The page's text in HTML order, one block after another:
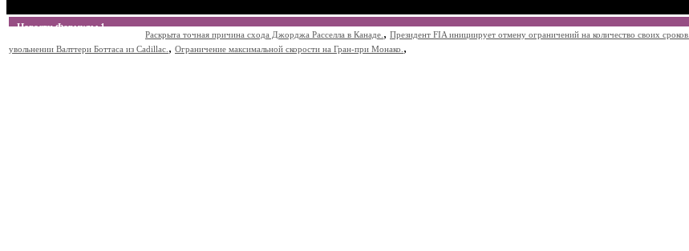
Новости Формулы 1
Раскрыта точная причина схода Джорджа Расселла в Канаде. , Президент FIA инициирует отмену ограничений на количество своих сроков.
увольнении Валттери Боттаса из Cadillac. , Ограничение максимальной скорости на Гран-при Монако. ,